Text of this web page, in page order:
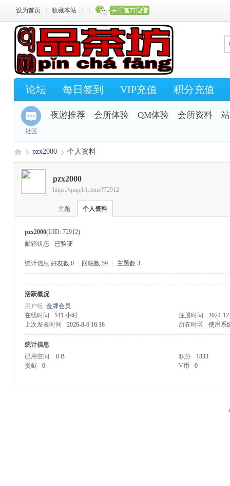
设为首页 收藏本站
论坛 每日签到 VIP充值 积分充值
社区
夜游推荐 会所体验 QM体验 会所资料
›
pzx2000
›
个人资料
pzx2000
https://qmpjb1.com/?72912
主题 个人资料
pzx2000(UID: 72912)
邮箱状态
已验证
统计信息 好友数 0 回帖数 59 主题数 3
活跃概况
用户组 金牌会员
在线时间
141 小时 注册时间
2024-
上次发表时间
2026-8-6 16:18 所在时区 使用系
统计信息
已用空间
0 B 积分
1833
贡献
0 V币 0